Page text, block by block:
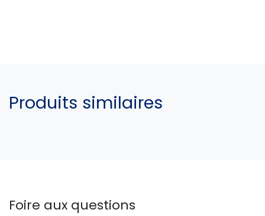
Produits similaires
Foire aux questions